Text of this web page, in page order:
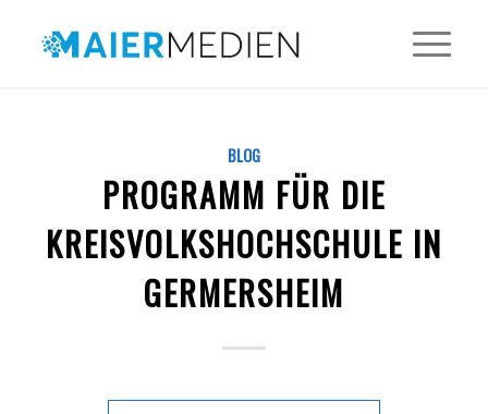
BLOG
PROGRAMM FÜR DIE
KREISVOLKSHOCHSCHULE IN
GERMERSHEIM